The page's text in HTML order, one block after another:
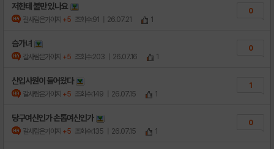
저한테 불만 있나요
갈사람은가야지 +5 조회수:91 | 26.07.21 1
0
슴가녀
갈사람은가야지 +5 조회수:203 | 26.07.16 1
0
신입사원이 들어왔다
갈사람은가야지 +5 조회수:149 | 26.07.15 1
1
당구여신인가 손톱여신인가
갈사람은가야지 +5 조회수:135 | 26.07.15 1
0